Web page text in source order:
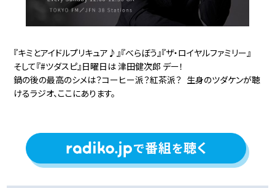
『キミとアイドルプリキュア♪』『べらぼう』『ザ・ロイヤルファミリー』
そして『#ツダスピ』日曜日は 津田健次郎 デー！
鍋の後の最高のシメは？コーヒー派？紅茶派？ 生身のツダケンが聴
けるラジオ、ここにあります。